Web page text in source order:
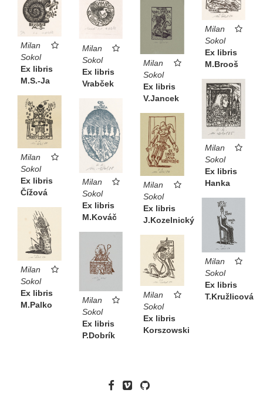
Milan
Sokol
Ex libris
M.S.-Ja
Milan
Sokol
Ex libris
Vrabček
Milan
Sokol
Ex libris
V.Jancek
Milan
Sokol
Ex libris
M.Brooš
Milan
Sokol
Ex libris
Hanka
Milan
Sokol
Ex libris
Čížová
Milan
Sokol
Ex libris
M.Kováč
Milan
Sokol
Ex libris
J.Kozelnický
Milan
Sokol
Ex libris
T.Kružlicová
Milan
Sokol
Ex libris
M.Palko
Milan
Sokol
Ex libris
P.Dobrík
Milan
Sokol
Ex libris
Korszowski